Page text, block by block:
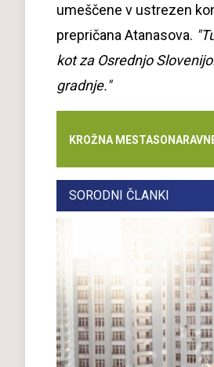
umeščene v ustrezen
prepričana Atanasova.
kot za Osrednjo
gradnje."
KROŽNA MESTA
SORODNI ČLANKI